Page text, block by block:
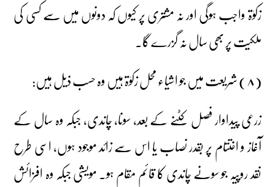
زکوٰۃ واجب ہوگی اور نہ مشتری پر کیوں کہ دونوں میں سے کسی کی
ملکیت پر بھی سال نہ گزرے گا۔
(۸) شریعت میں جو اشیاء محل زکوٰۃ ہیں وہ حسب ذیل ہیں:
زرعی پیداوار فصل کٹنے کے بعد، سونا، چاندی، جبکہ وہ سال کے
آغاز و اختتام پر بقدر نصاب یا اس سے زائد موجود ہوں، اسی طرح
نقد روپیہ جو سونے چاندی کا قائم مقام ہو۔ مویشی جبکہ وہ افزائش